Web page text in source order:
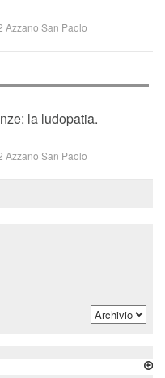
Azzano San Paolo
la ludopatia.
Azzano San Paolo